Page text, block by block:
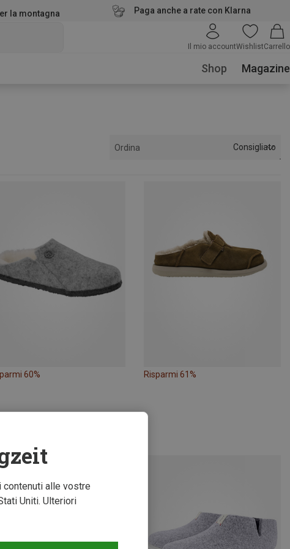
la montagna Paga anche a rate con Klarna
Il mio accountWishlistCarrello
Shop Magazine
Ordina Consigliato
60% Risparmi 61%
alle vostre
Uniti. Ulteriori